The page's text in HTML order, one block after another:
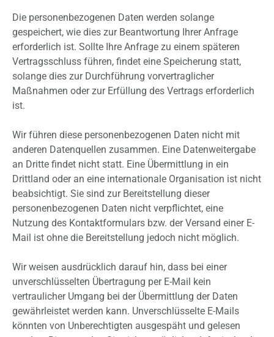
Die personenbezogenen Daten werden solange
gespeichert, wie dies zur Beantwortung Ihrer Anfrage
erforderlich ist. Sollte Ihre Anfrage zu einem späteren
Vertragsschluss führen, findet eine Speicherung statt,
solange dies zur Durchführung vorvertraglicher
Maßnahmen oder zur Erfüllung des Vertrags erforderlich
ist.
Wir führen diese personenbezogenen Daten nicht mit
anderen Datenquellen zusammen. Eine Datenweitergabe
an Dritte findet nicht statt. Eine Übermittlung in ein
Drittland oder an eine internationale Organisation ist nicht
beabsichtigt. Sie sind zur Bereitstellung dieser
personenbezogenen Daten nicht verpflichtet, eine
Nutzung des Kontaktformulars bzw. der Versand einer E-
Mail ist ohne die Bereitstellung jedoch nicht möglich.
Wir weisen ausdrücklich darauf hin, dass bei einer
unverschlüsselten Übertragung per E-Mail kein
vertraulicher Umgang bei der Übermittlung der Daten
gewährleistet werden kann. Unverschlüsselte E-Mails
könnten von Unberechtigten ausgespäht und gelesen